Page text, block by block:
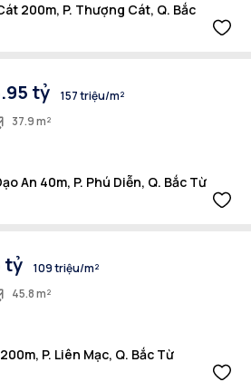
200m, P. Thượng Cát, Q. Bắc
tỷ
157 triệu/m²
37.9 m²
An 40m, P. Phú Diễn, Q. Bắc Từ
tỷ
109 triệu/m²
45.8 m²
P. Liên Mạc, Q. Bắc Từ